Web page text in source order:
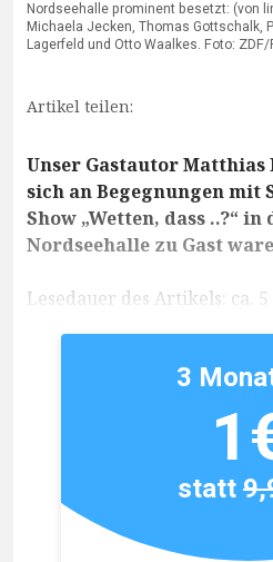
Nordseehalle prominent besetzt: (von
Michaela Jecken, Thomas Gottschalk,
Lagerfeld und Otto Waalkes. Foto:
Artikel teilen:
Unser Gastautor
sich an Begegnungen mit
Show „Wetten, dass ..?“
Nordseehalle zu Gast
Lesedauer des Artikels: ca.
3
statt